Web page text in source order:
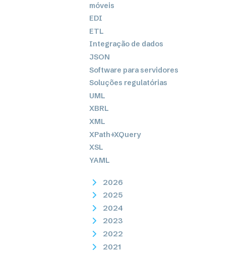
móveis
EDI
ETL
Integração de dados
JSON
Software para servidores
Soluções regulatórias
UML
XBRL
XML
XPath+XQuery
XSL
YAML
2026
2025
2024
2023
2022
2021